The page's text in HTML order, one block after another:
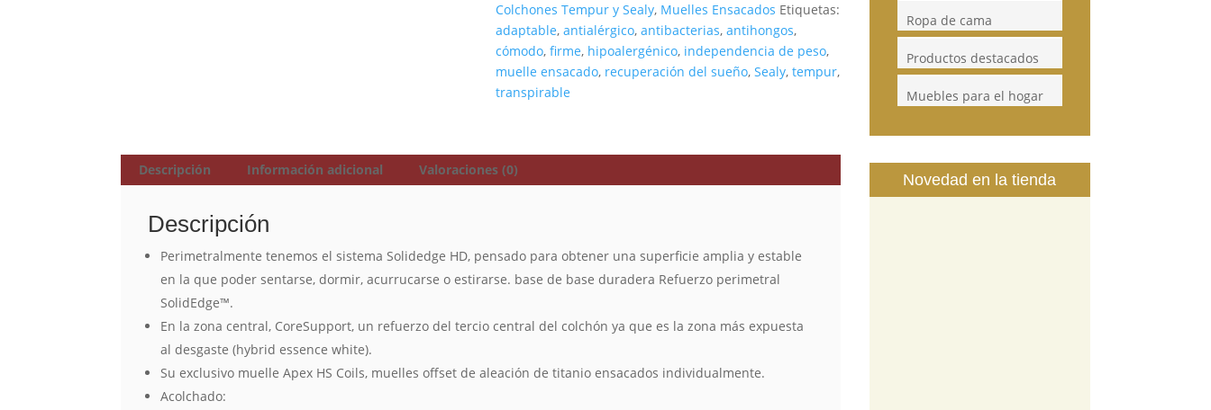
Colchones Tempur y Sealy, Muelles Ensacados Etiquetas:
adaptable, antialérgico, antibacterias, antihongos,
cómodo, firme, hipoalergénico, independencia de peso,
muelle ensacado, recuperación del sueño, Sealy, tempur,
transpirable
Descripción Información adicional Valoraciones (0)
Descripción
Perimetralmente tenemos el sistema Solidedge HD, pensado para obtener una superficie amplia y estable
en la que poder sentarse, dormir, acurrucarse o estirarse. base de base duradera Refuerzo perimetral
SolidEdge™.
En la zona central, CoreSupport, un refuerzo del tercio central del colchón ya que es la zona más expuesta
al desgaste (hybrid essence white).
Su exclusivo muelle Apex HS Coils, muelles offset de aleación de titanio ensacados individualmente.
Acolchado:
Ropa de cama
Productos destacados
Muebles para el hogar
Novedad en la tienda